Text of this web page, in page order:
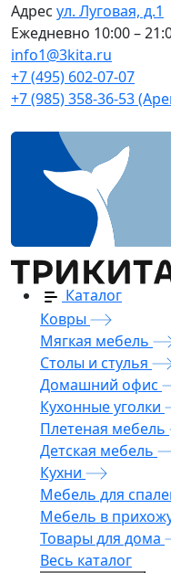
Адрес ул. Луговая, д.1
Ежедневно 10:00 –
info1@3kita.ru
+7 (495) 602-07-07
+7 (985) 358-36-53
Каталог
Ковры
Мягкая мебель
Столы и стулья
Домашний офис
Кухонные уголки
Плетеная мебель
Детская мебель
Кухни
Мебель для
Мебель в
Товары для дома
Весь каталог